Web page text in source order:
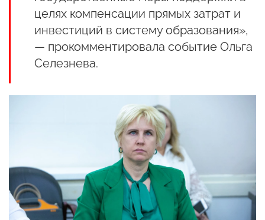
целях компенсации прямых затрат и
инвестиций в систему образования»,
— прокомментировала событие Ольга
Селезнева.